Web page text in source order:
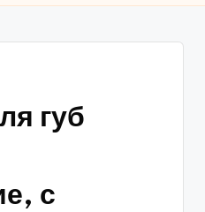
губ
с